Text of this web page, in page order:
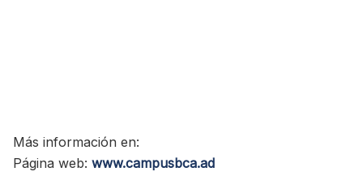
Más información en:
Página web: www.campusbca.ad